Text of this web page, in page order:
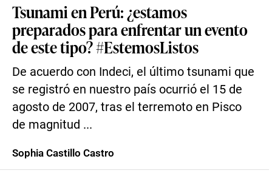
Tsunami en Perú: ¿estamos
preparados para enfrentar un evento
de este tipo? #EstemosListos
De acuerdo con Indeci, el último tsunami que
se registró en nuestro país ocurrió el 15 de
agosto de 2007, tras el terremoto en Pisco
de magnitud ...
Sophia Castillo Castro